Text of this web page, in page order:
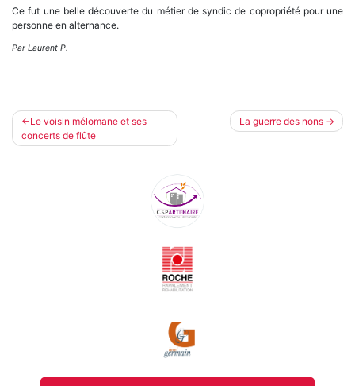
Ce fut une belle découverte du métier de syndic de copropriété pour une
personne en alternance.
Par Laurent P.
Navigation
de
Le voisin mélomane et ses
concerts de flûte
La guerre des nons